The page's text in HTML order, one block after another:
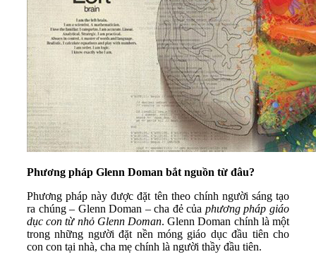
Phương pháp Glenn Doman bắt nguồn từ đâu?
Phương pháp này được đặt tên theo chính người sáng tạo
ra chúng – Glenn Doman – cha đẻ của phương pháp giáo
dục con từ nhỏ Glenn Doman. Glenn Doman chính là một
trong những người đặt nền móng giáo dục đầu tiên cho
con con tại nhà, cha mẹ chính là người thầy đầu tiên.